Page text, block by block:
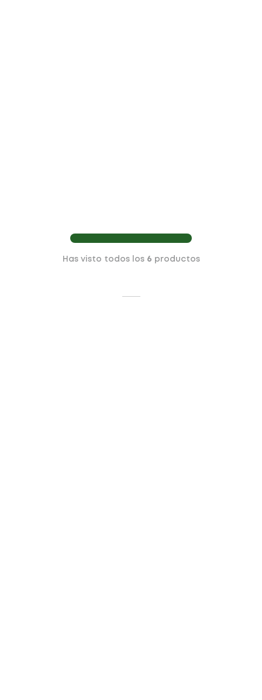
Has visto todos los 6 productos